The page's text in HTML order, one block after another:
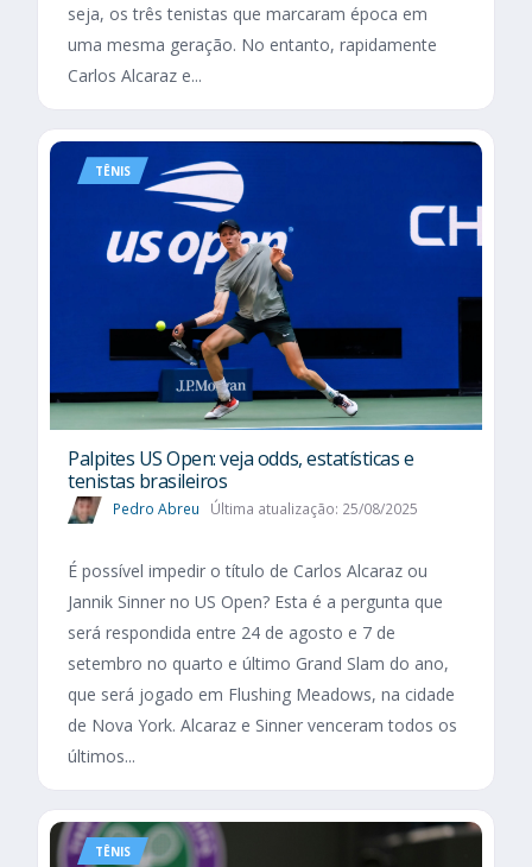
seja, os três tenistas que marcaram época em
uma mesma geração. No entanto, rapidamente
Carlos Alcaraz e...
TÊNIS
Palpites US Open: veja odds, estatísticas e
tenistas brasileiros
Pedro Abreu Última atualização: 25/08/2025
É possível impedir o título de Carlos Alcaraz ou
Jannik Sinner no US Open? Esta é a pergunta que
será respondida entre 24 de agosto e 7 de
setembro no quarto e último Grand Slam do ano,
que será jogado em Flushing Meadows, na cidade
de Nova York. Alcaraz e Sinner venceram todos os
últimos...
TÊNIS